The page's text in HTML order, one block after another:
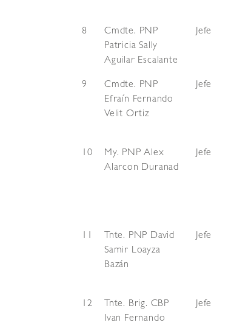
8
Cmdte. PNP
Patricia Sally
Aguilar Escalante
Jefe
9
Cmdte. PNP
Efraín Fernando
Velit Ortiz
Jefe
10
My. PNP Alex
Alarcon Duranad
Jefe
11
Tnte. PNP David
Samir Loayza
Bazán
Jefe
12
Tnte. Brig. CBP
Ivan Fernando
Jefe